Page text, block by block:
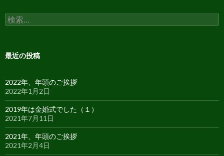
検
索:
最近の投稿
2022年、年頭のご挨拶
2022年1月2日
2019年は金婚式でした（１）
2021年7月11日
2021年、年頭のご挨拶
2021年2月4日